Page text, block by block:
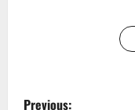
P
Previous: